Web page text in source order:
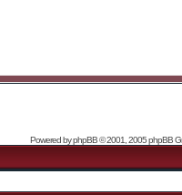
Powered byphpBB© 2001, 2005 phpBB